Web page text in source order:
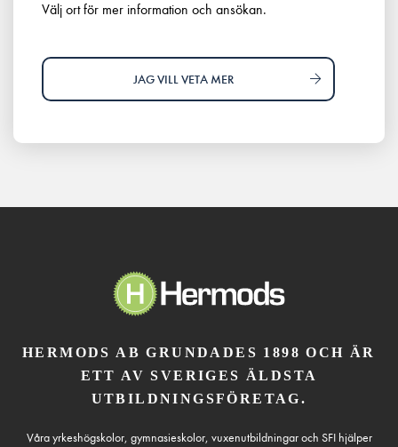
Välj ort för mer information och ansökan.
JAG VILL VETA MER
HERMODS AB GRUNDADES 1898 OCH ÄR
ETT AV SVERIGES ÄLDSTA
UTBILDNINGSFÖRETAG.
Våra yrkeshögskolor, gymnasieskolor, vuxenutbildningar och SFI hjälper